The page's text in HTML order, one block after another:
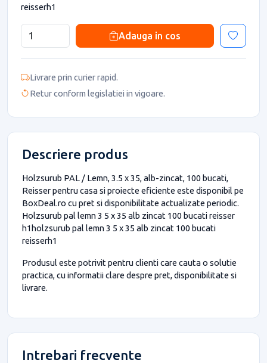
reisserh1
Adauga in cos
Livrare prin curier rapid.
Retur conform legislatiei in vigoare.
Descriere produs
Holzsurub PAL / Lemn, 3.5 x 35, alb-zincat, 100 bucati,
Reisser pentru casa si proiecte eficiente este disponibil pe
BoxDeal.ro cu pret si disponibilitate actualizate periodic.
Holzsurub pal lemn 3 5 x 35 alb zincat 100 bucati reisser
h1holzsurub pal lemn 3 5 x 35 alb zincat 100 bucati
reisserh1
Produsul este potrivit pentru clienti care cauta o solutie
practica, cu informatii clare despre pret, disponibilitate si
livrare.
Intrebari frecvente